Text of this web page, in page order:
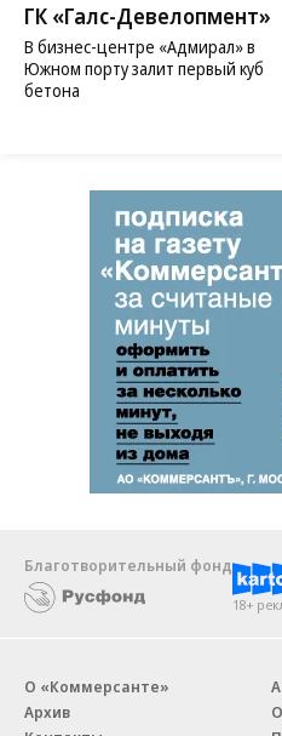
ГК «Галс-Девелопмент»
В бизнес-центре «Адмирал» в
Южном порту залит первый куб
бетона
Благотворительный фонд
18+
О «Коммерсанте»
Архив